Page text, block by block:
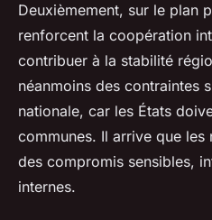
Deuxièmement, sur le plan
renforcent la coopération
contribuer à la stabilité
néanmoins des contraintes
nationale, car les États
communes. Il arrive que
des compromis sensibles,
internes.